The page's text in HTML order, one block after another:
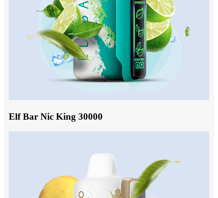
Elf Bar Nic King 30000